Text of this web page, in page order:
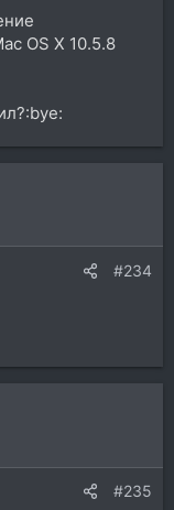
OS X 10.5.8
#234
#235